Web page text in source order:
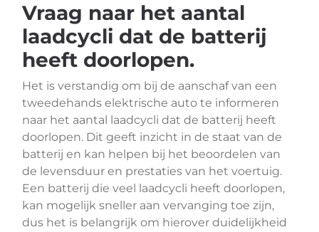
Vraag naar het aantal
laadcycli dat de batterij
heeft doorlopen.
Het is verstandig om bij de aanschaf van een
tweedehands elektrische auto te informeren
naar het aantal laadcycli dat de batterij heeft
doorlopen. Dit geeft inzicht in de staat van de
batterij en kan helpen bij het beoordelen van
de levensduur en prestaties van het voertuig.
Een batterij die veel laadcycli heeft doorlopen,
kan mogelijk sneller aan vervanging toe zijn,
dus het is belangrijk om hierover duidelijkheid